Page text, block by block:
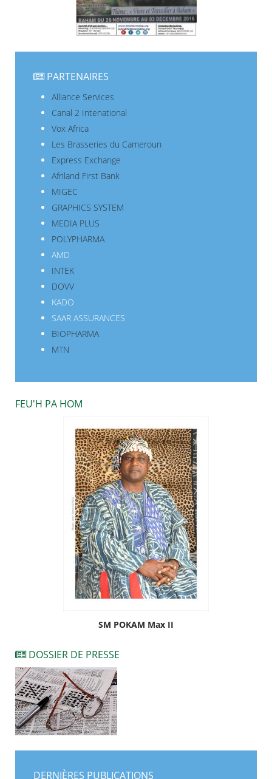
PARTENAIRES
Alliance Services
Canal 2 Intenational
Vox Africa
Les Brasseries du Cameroun
Express Exchange
Afriland First Bank
MIGEC
GRAPHICS SYSTEM
MEDIA PLUS
POLYPHARMA
AMD
INTEK
DOVV
KADO
SAAR ASSURANCES
BIOPHARMA
MTN
FEU'H PA HOM
SM POKAM Max II
DOSSIER DE PRESSE
DERNIÈRES PUBLICATIONS